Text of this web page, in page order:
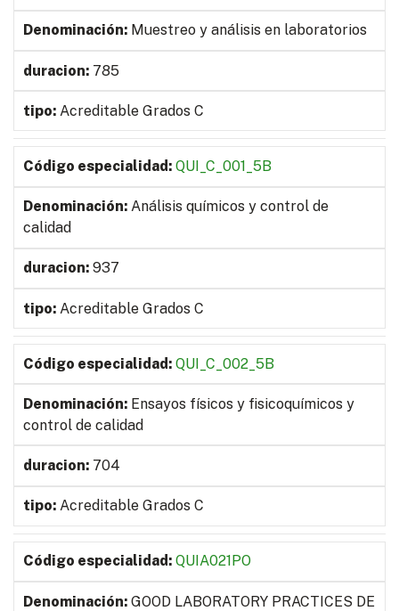
Muestreo y análisis en laboratorios
785
Acreditable Grados C
QUI_C_001_5B
Análisis químicos y control de
calidad
937
Acreditable Grados C
QUI_C_002_5B
Ensayos físicos y fisicoquímicos y
control de calidad
704
Acreditable Grados C
QUIA021PO
GOOD LABORATORY PRACTICES DE